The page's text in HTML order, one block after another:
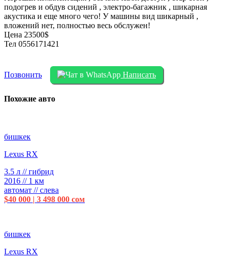
подогрев и обдув сидений , электро-багажник , шикарная
акустика и еще много чего! У машины вид шикарный ,
вложений нет, полностью весь обслужен!
Цена 23500$
Тел 0556171421
Позвонить Написать
Похожие авто
бишкек
Lexus RX
3.5 л // гибрид
2016 // 1 км
автомат // слева
$40 000 | 3 498 000 сом
бишкек
Lexus RX